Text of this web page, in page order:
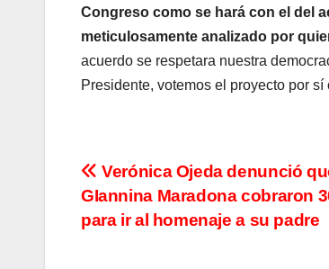
Congreso como se hará con el del
meticulosamente analizado por
acuerdo se respetara nuestra
Presidente, votemos el proyecto por
N
a
Verónica Ojeda denunció
GIannina Maradona cobraron
para ir al homenaje a su padre